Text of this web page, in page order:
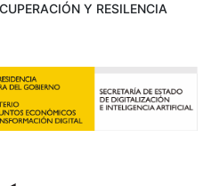
Y RESILENCIA